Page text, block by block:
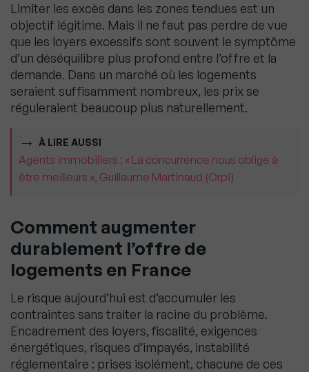
Limiter les excès dans les zones tendues est un
objectif légitime. Mais il ne faut pas perdre de vue
que les loyers excessifs sont souvent le symptôme
d’un déséquilibre plus profond entre l’offre et la
demande. Dans un marché où les logements
seraient suffisamment nombreux, les prix se
réguleraient beaucoup plus naturellement.
À LIRE AUSSI
Agents immobiliers : « La concurrence nous oblige à
être meilleurs », Guillaume Martinaud (Orpi)
Comment augmenter
durablement l’offre de
logements en France
Le risque aujourd’hui est d’accumuler les
contraintes sans traiter la racine du problème.
Encadrement des loyers, fiscalité, exigences
énergétiques, risques d’impayés, instabilité
réglementaire : prises isolément, chacune de ces